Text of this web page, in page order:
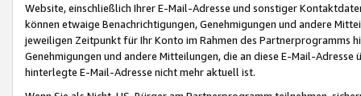
Website, einschließlich Ihrer E-Mail-Adresse und sonstiger
können etwaige Benachrichtigungen, Genehmigungen und andere
jeweiligen Zeitpunkt für Ihr Konto im Rahmen des Partnerprogramms
Genehmigungen und andere Mitteilungen, die an diese E-Mail-
hinterlegte E-Mail-Adresse nicht mehr aktuell ist.